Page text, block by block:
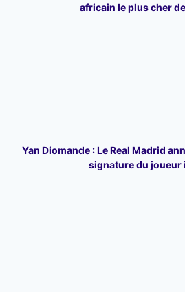
africain le plus cher
Yan Diomande : Le Real Madrid
signature du joueur